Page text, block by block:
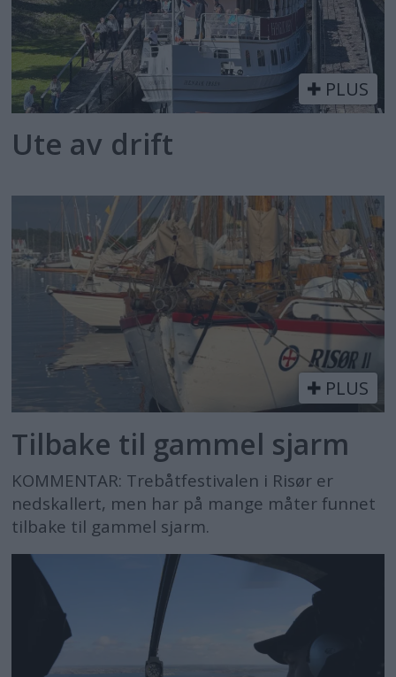
PLUS
Ute av drift
PLUS
Tilbake til gammel sjarm
KOMMENTAR: Trebåtfestivalen i Risør er
nedskallert, men har på mange måter funnet
tilbake til gammel sjarm.